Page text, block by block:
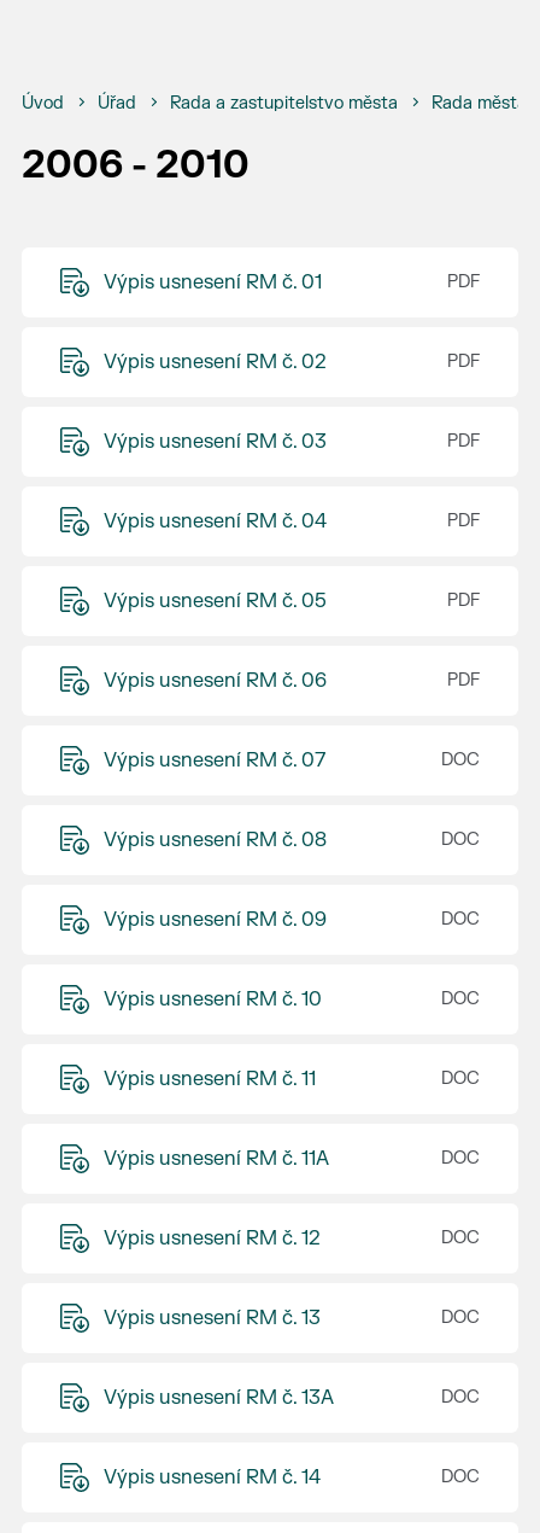
Úvod Úřad Rada a zastupitelstvo města Rada města
2006 - 2010
Výpis usnesení RM č. 01
Výpis usnesení RM č. 02
Výpis usnesení RM č. 03
Výpis usnesení RM č. 04
Výpis usnesení RM č. 05
Výpis usnesení RM č. 06
Výpis usnesení RM č. 07
Výpis usnesení RM č. 08
Výpis usnesení RM č. 09
Výpis usnesení RM č. 10
Výpis usnesení RM č. 11
Výpis usnesení RM č. 11A
Výpis usnesení RM č. 12
Výpis usnesení RM č. 13
Výpis usnesení RM č. 13A
Výpis usnesení RM č. 14